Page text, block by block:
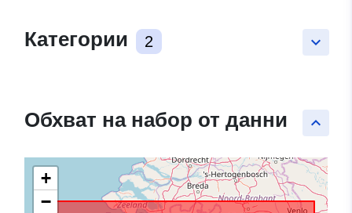
keyboard_arrow_down
Категории 2
keyboard_arrow_up
Обхват на набор от данни
+
−